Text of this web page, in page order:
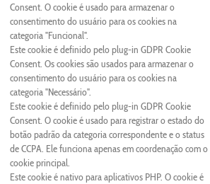
Consent. O cookie é usado para armazenar o
consentimento do usuário para os cookies na
categoria "Funcional".
Este cookie é definido pelo plug-in GDPR Cookie
Consent. Os cookies são usados para armazenar o
consentimento do usuário para os cookies na
categoria "Necessário".
Este cookie é definido pelo plug-in GDPR Cookie
Consent. O cookie é usado para registrar o estado do
botão padrão da categoria correspondente e o status
de CCPA. Ele funciona apenas em coordenação com o
cookie principal.
Este cookie é nativo para aplicativos PHP. O cookie é